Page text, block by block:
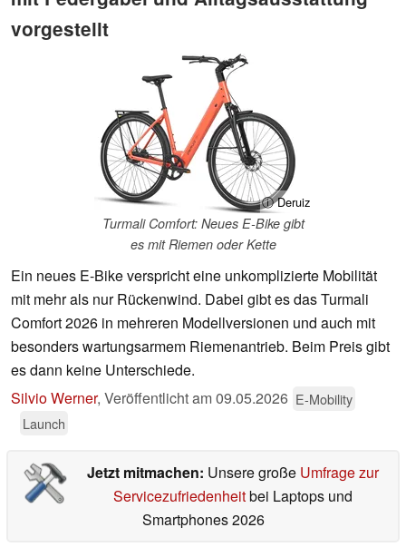
vorgestellt
ⓘ Deruiz
Turmali Comfort: Neues E-Bike gibt
es mit Riemen oder Kette
Ein neues E-Bike verspricht eine unkomplizierte Mobilität
mit mehr als nur Rückenwind. Dabei gibt es das Turmali
Comfort 2026 in mehreren Modellversionen und auch mit
besonders wartungsarmem Riemenantrieb. Beim Preis gibt
es dann keine Unterschiede.
Silvio Werner, Veröffentlicht am09.05.2026 E-Mobility
Launch
Jetzt mitmachen: Unsere große Umfrage zur
Servicezufriedenheitbei Laptops und
Smartphones 2026